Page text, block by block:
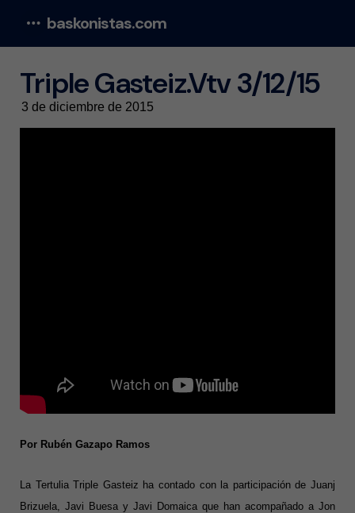
baskonistas.com
Triple Gasteiz.Vtv 3/12/15
3 de diciembre de 2015
Por Rubén Gazapo Ramos
La Tertulia Triple Gasteiz ha contado con la participación de Juanj
Brizuela, Javi Buesa y Javi Domaica que han acompañado a Jon